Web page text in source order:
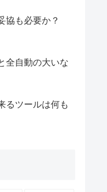
協も必要か？
全自動の大いな
るツールは何も